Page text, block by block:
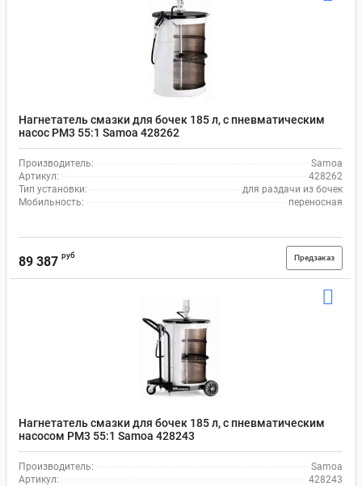
Нагнетатель смазки для бочек 185 л, с пневматическим
насос РМ3 55:1 Samoa 428262
Производитель:
Samoa
Артикул:
428262
Тип установки:
для раздачи из бочек
Мобильность:
переносная
89 387 руб Предзаказ
Нагнетатель смазки для бочек 185 л, с пневматическим
насосом PM3 55:1 Samoa 428243
Производитель:
Samoa
Артикул:
428243